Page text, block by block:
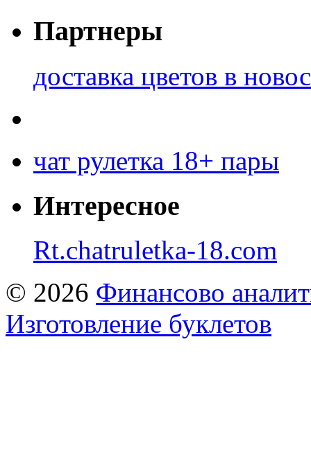
Партнеры
доставка цветов в
чат рулетка 18+ пары
Интересное
Rt.chatruletka-18.com
© 2026 Финансово
Изготовление буклетов